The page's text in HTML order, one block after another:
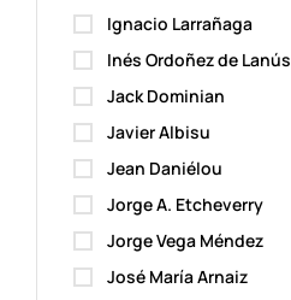
Ignacio Larrañaga
Inés Ordoñez de Lanús
Jack Dominian
Javier Albisu
Jean Daniélou
Jorge A. Etcheverry
Jorge Vega Méndez
José María Arnaiz